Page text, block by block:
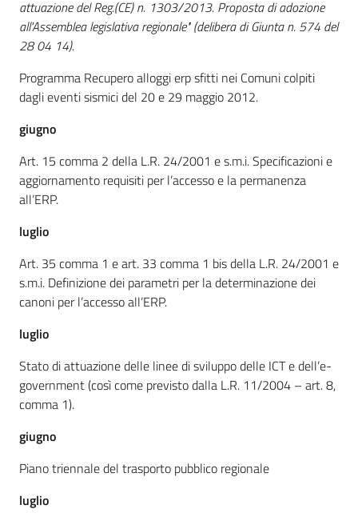
attuazione del Reg.(CE) n. 1303/2013. Proposta di adozione
all'Assemblea legislativa regionale" (delibera di Giunta n. 574 del
28 04 14).
Programma Recupero alloggi erp sfitti nei Comuni colpiti
dagli eventi sismici del 20 e 29 maggio 2012.
giugno
Art. 15 comma 2 della L.R. 24/2001 e s.m.i. Specificazioni e
aggiornamento requisiti per l’accesso e la permanenza
all’ERP.
luglio
Art. 35 comma 1 e art. 33 comma 1 bis della L.R. 24/2001 e
s.m.i. Definizione dei parametri per la determinazione dei
canoni per l’accesso all’ERP.
luglio
Stato di attuazione delle linee di sviluppo delle ICT e dell’e-
government (così come previsto dalla L.R. 11/2004 – art. 8,
comma 1).
giugno
Piano triennale del trasporto pubblico regionale
luglio